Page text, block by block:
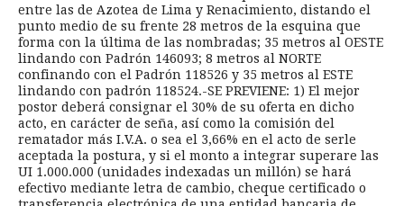
entre las de Azotea de Lima y Renacimiento, distando el
punto medio de su frente 28 metros de la esquina que
forma con la última de las nombradas; 35 metros al OESTE
lindando con Padrón 146093; 8 metros al NORTE
confinando con el Padrón 118526 y 35 metros al ESTE
lindando con padrón 118524.-SE PREVIENE: 1) El mejor
postor deberá consignar el 30% de su oferta en dicho
acto, en carácter de seña, así como la comisión del
rematador más I.V.A. o sea el 3,66% en el acto de serle
aceptada la postura, y si el monto a integrar superare las
UI 1.000.000 (unidades indexadas un millón) se hará
efectivo mediante letra de cambio, cheque certificado o